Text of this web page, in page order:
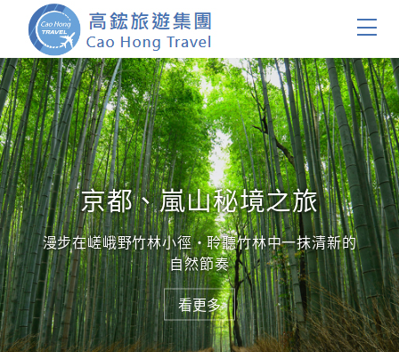
首頁
團體旅遊
國內旅遊
證件簽證
關於我們
客製服務
京都、嵐山秘境之旅
漫步在嵯峨野竹林小徑・聆聽竹林中一抹清新的
自然節奏
看更多
看更多